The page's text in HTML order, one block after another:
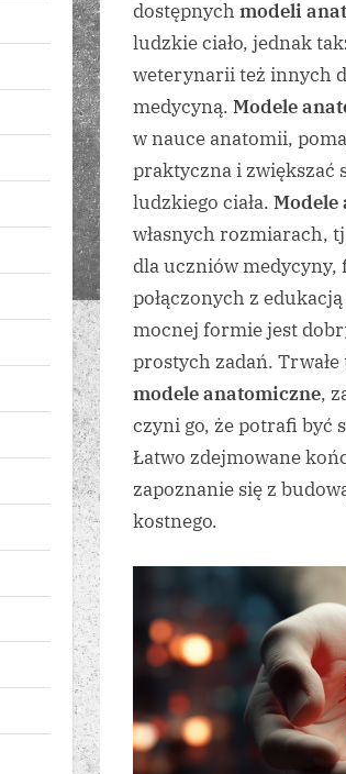
dostępnych modeli
ludzkie ciało, jednak
weterynarii też innych
medycyną. Modele
w nauce anatomii,
praktyczna i zwiększać
ludzkiego ciała. Modele
własnych rozmiarach,
dla uczniów
połączonych z
mocnej formie jest
prostych zadań.
modele anatomiczne,
czyni go, że potrafi być
Łatwo zdejmowane
zapoznanie się z
kostnego.